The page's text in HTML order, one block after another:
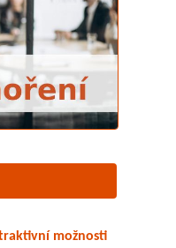
možnosti